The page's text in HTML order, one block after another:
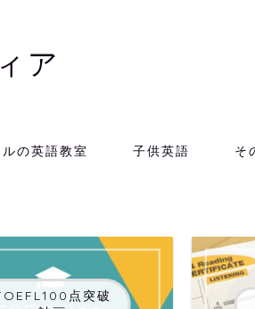
ア
の英語教室 子供英語 そ
点突破